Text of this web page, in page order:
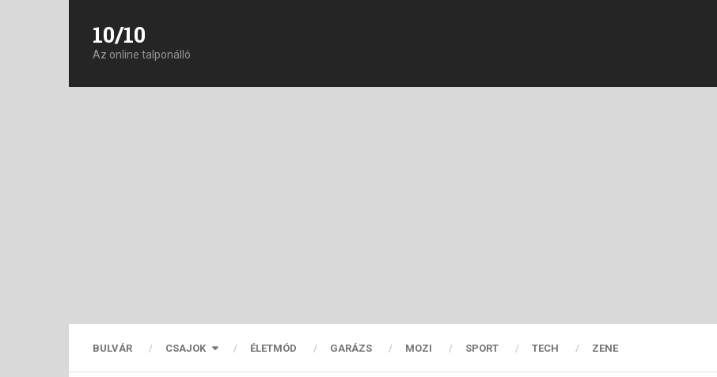
10/10
Az online talponálló
BULVÁR CSAJOK ÉLETMÓD GARÁZS MOZI SPORT TECH ZENE